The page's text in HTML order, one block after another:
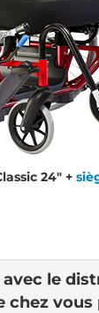
24" +
le
chez vous